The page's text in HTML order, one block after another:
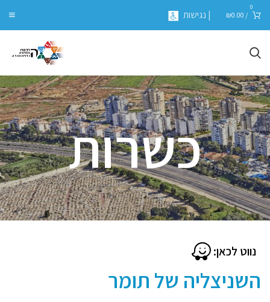
0
/
₪0.00 | נגישות
כשרות
נווט לכאן:
השניצליה של תומר